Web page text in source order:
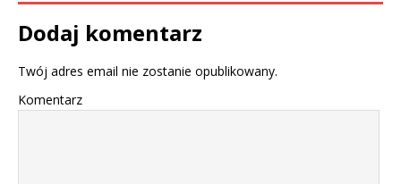
Dodaj komentarz
Twój adres email nie zostanie opublikowany.
Komentarz